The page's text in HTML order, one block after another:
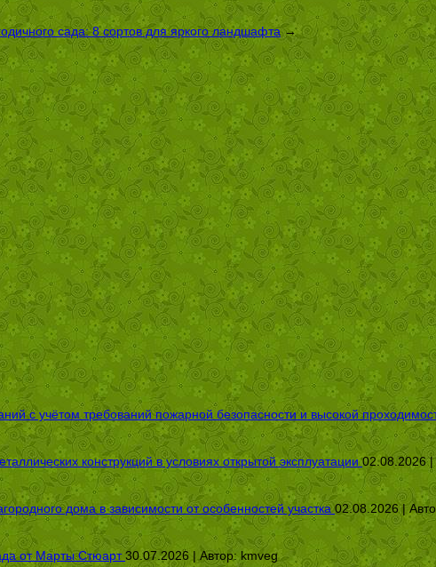
сада: 8 сортов для яркого ландшафта→
с учётом требований пожарной безопасности и высокой
конструкций в условиях открытой эксплуатации 02.08.2026
дома в зависимости от особенностей участка 02.08.2026 |
от Марты Стюарт 30.07.2026 | Автор:kmveg